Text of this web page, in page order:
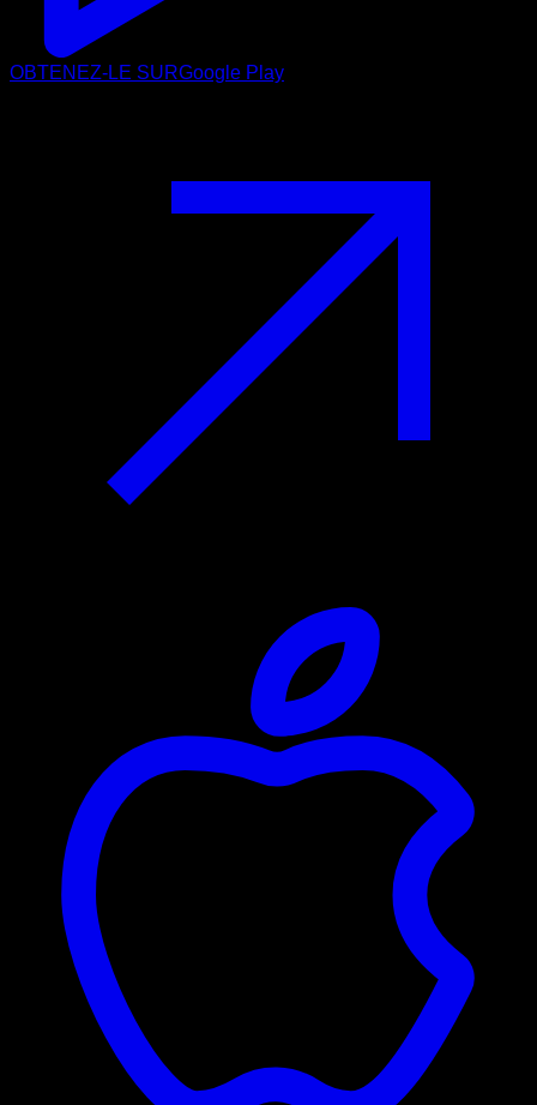
OBTENEZ-LE SURGoogle Play